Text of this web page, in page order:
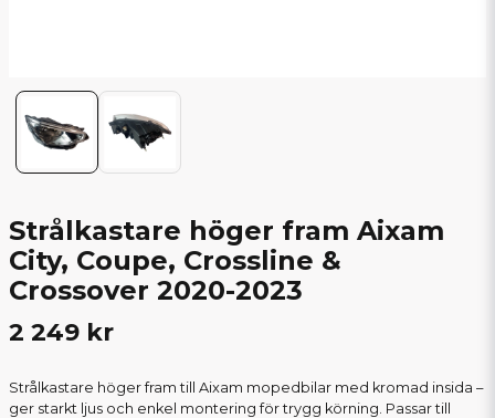
Strålkastare höger fram Aixam
City, Coupe, Crossline &
Crossover 2020-2023
2 249 kr
Strålkastare höger fram till Aixam mopedbilar med kromad insida –
ger starkt ljus och enkel montering för trygg körning. Passar till